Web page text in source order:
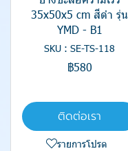
35x50x5 cm สีดำ รุ่น
YMD - B1
SKU : SE-TS-118
฿580
ติดต่อเรา
รายการโปรด